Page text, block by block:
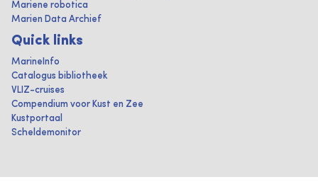
Mariene robotica
Marien Data Archief
Quick links
MarineInfo
Catalogus bibliotheek
VLIZ-cruises
Compendium voor Kust en Zee
Kustportaal
Scheldemonitor